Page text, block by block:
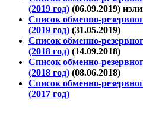
(2019 год) (06.09.2019)
Список обменно-
(2019 год) (31.05.2019)
Список обменно-
(2018 год) (14.09.2018)
Список обменно-
(2018 год) (08.06.2018)
Список обменно-
(2017 год)